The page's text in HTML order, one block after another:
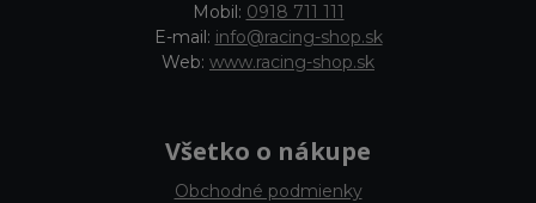
Mobil: 0918 711 111
E-mail: info@racing-shop.sk
Web: www.racing-shop.sk
Všetko o nákupe
Obchodné podmienky